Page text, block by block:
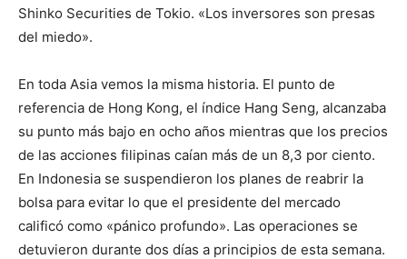
Shinko Securities de Tokio. «Los inversores son presas
del miedo».
En toda Asia vemos la misma historia. El punto de
referencia de Hong Kong, el índice Hang Seng, alcanzaba
su punto más bajo en ocho años mientras que los precios
de las acciones filipinas caían más de un 8,3 por ciento.
En Indonesia se suspendieron los planes de reabrir la
bolsa para evitar lo que el presidente del mercado
calificó como «pánico profundo». Las operaciones se
detuvieron durante dos días a principios de esta semana.